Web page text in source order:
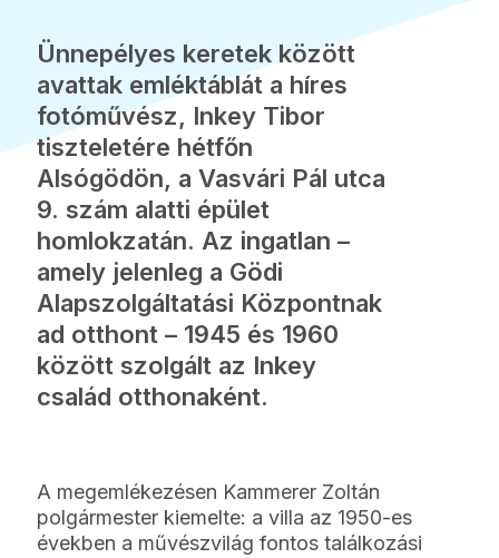
Ünnepélyes keretek között
avattak emléktáblát a híres
fotóművész, Inkey Tibor
tiszteletére hétfőn
Alsógödön, a Vasvári Pál utca
9. szám alatti épület
homlokzatán. Az ingatlan –
amely jelenleg a Gödi
Alapszolgáltatási Központnak
ad otthont – 1945 és 1960
között szolgált az Inkey
család otthonaként.
A megemlékezésen Kammerer Zoltán
polgármester kiemelte: a villa az 1950-es
években a művészvilág fontos találkozási